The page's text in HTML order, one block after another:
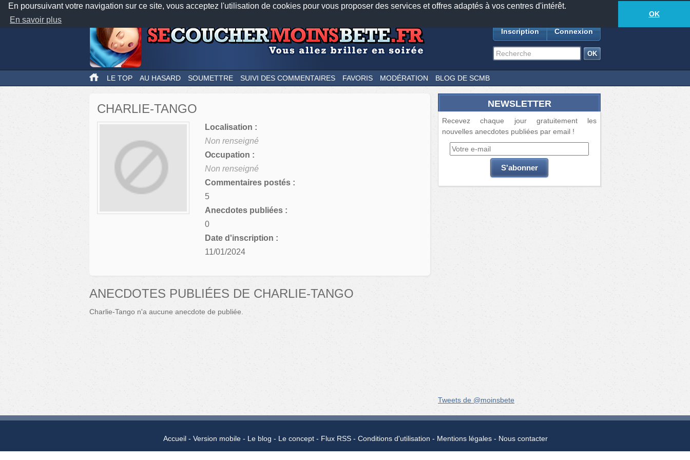
En poursuivant votre navigation sur ce site, vous acceptez l'utilisation de cookies pour vous proposer des services et offres adaptés à vos centres d'intérêt.
En savoir plus
OK
Nos applications mobiles Newsletter Facebook
TwitterFeeds18881anecdotes-354lecteurs connectés
Inscription Connexion
LE TOP AU HASARD SOUMETTRE SUIVI DES COMMENTAIRES FAVORIS MODÉRATION BLOG DE SCMB
CHARLIE-TANGO
Localisation :
Non renseigné
Occupation :
Non renseigné
Commentaires postés :
5
Anecdotes publiées :
0
Date d'inscription :
11/01/2024
ANECDOTES PUBLIÉES DE CHARLIE-TANGO
Charlie-Tango n'a aucune anecdote de publiée.
NEWSLETTER
Recevez chaque jour gratuitement les
nouvelles anecdotes publiées par email !
Tweets de @moinsbete
Accueil Version mobile Le blog Le concept Flux RSS Conditions d'utilisation Mentions légales Nous contacter